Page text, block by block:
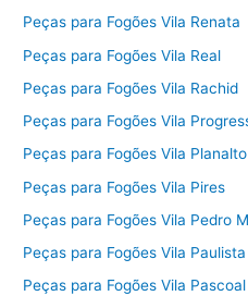
Peças para Fogões Vila Renata
Peças para Fogões Vila Real
Peças para Fogões Vila Rachid
Peças para Fogões Vila
Peças para Fogões Vila Planalto
Peças para Fogões Vila Pires
Peças para Fogões Vila Pedro
Peças para Fogões Vila Paulista
Peças para Fogões Vila Pascoal